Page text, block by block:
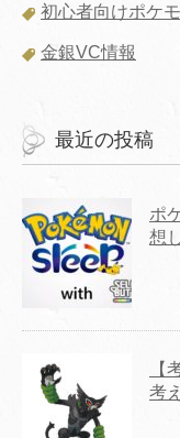
初心者向けポケ
金銀VC情報
最近の投稿
ポ
想
【
考